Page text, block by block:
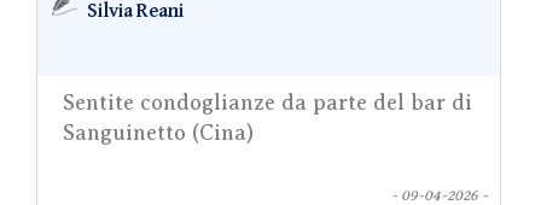
Silvia Reani
Sentite condoglianze da parte del bar di
Sanguinetto (Cina)
- 09-04-2026 -